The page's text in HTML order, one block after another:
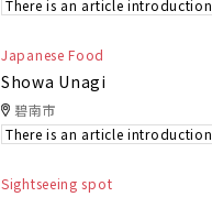
There is an article introduction
Japanese Food
Showa Unagi
碧南市
There is an article introduction
Sightseeing spot